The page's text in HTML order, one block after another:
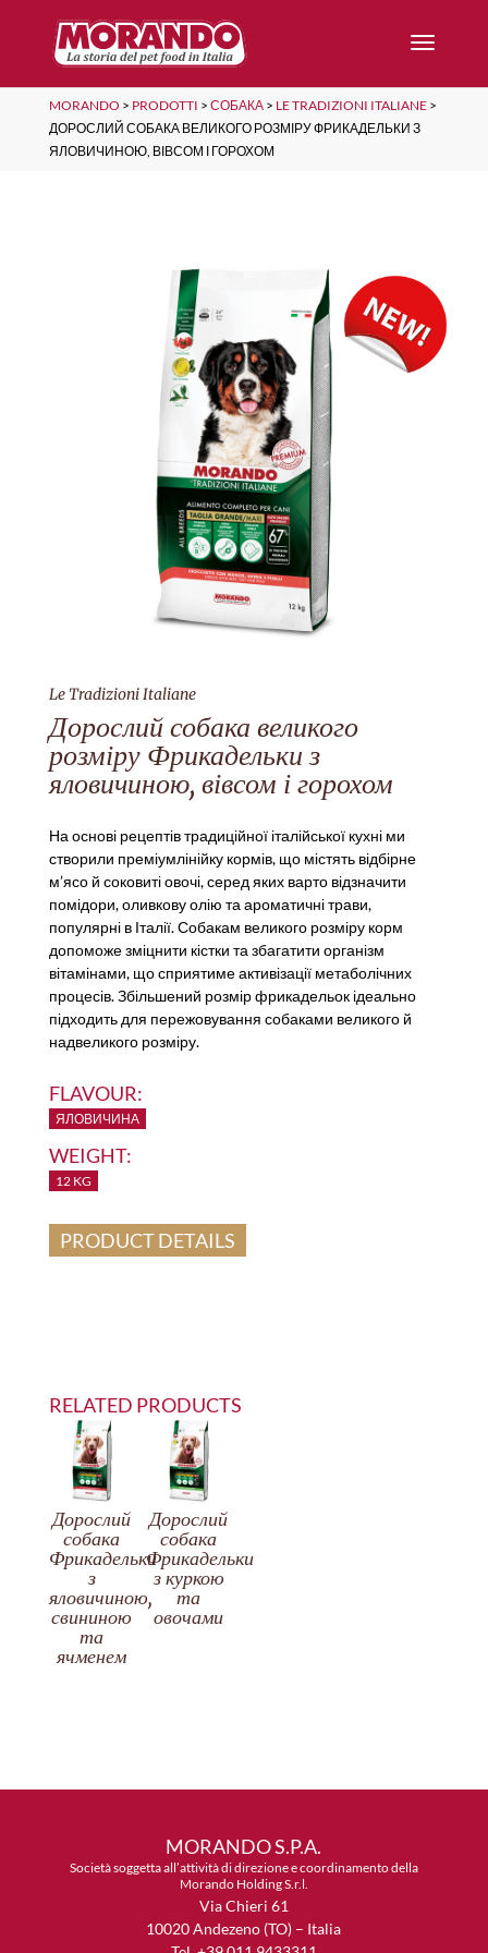
MORANDO > PRODOTTI > СОБАКА> LE TRADIZIONI ITALIANE>
ДОРОСЛИЙ СОБАКА ВЕЛИКОГО РОЗМІРУ ФРИКАДЕЛЬКИ З
ЯЛОВИЧИНОЮ, ВІВСОМ І ГОРОХОМ
Le Tradizioni Italiane
Дорослий собака великого
розміру Фрикадельки з
яловичиною, вівсом і горохом
На основі рецептів традиційної італійської кухні ми
створили преміумлінійку кормів, що містять відбірне
м’ясо й соковиті овочі, серед яких варто відзначити
помідори, оливкову олію та ароматичні трави,
популярні в Італії. Собакам великого розміру корм
допоможе зміцнити кістки та збагатити організм
вітамінами, що сприятиме активізації метаболічних
процесів. Збільшений розмір фрикадельок ідеально
підходить для пережовування собаками великого й
надвеликого розміру.
FLAVOUR:
ЯЛОВИЧИНА
WEIGHT:
12 KG
PRODUCT DETAILS
RELATED PRODUCTS
Дорослий
собака
Фрикадельки
з
яловичиною,
свининою
та
ячменем
Дорослий
собака
Фрикадельки
з куркою
та
овочами
MORANDO S.P.A.
Società soggetta all’attività di direzione e coordinamento della
Morando Holding S.r.l.
Via Chieri 61
10020 Andezeno (TO) – Italia